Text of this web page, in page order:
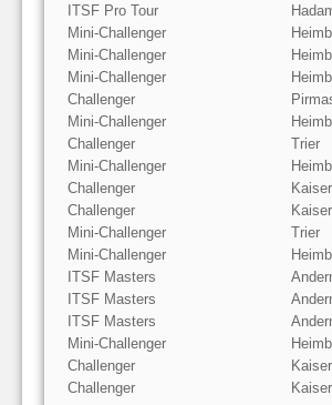
ITSF Pro Tour
Mini-Challenger
Mini-Challenger
Mini-Challenger
Challenger
Mini-Challenger
Challenger
Trier
Mini-Challenger
Challenger
Challenger
Mini-Challenger
Trier
Mini-Challenger
ITSF Masters
ITSF Masters
ITSF Masters
Mini-Challenger
Challenger
Challenger